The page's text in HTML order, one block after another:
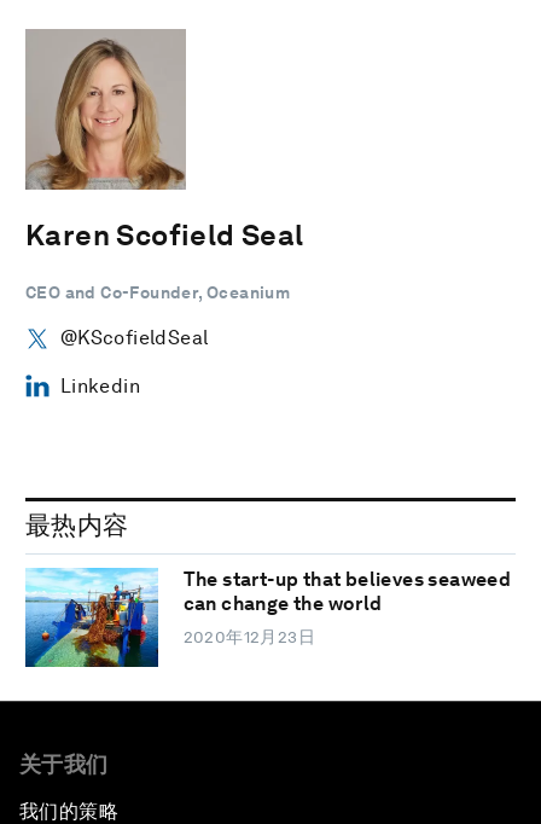
Karen Scofield Seal
CEO and Co-Founder, Oceanium
@KScofieldSeal
Linkedin
最热内容
The start-up that believes seaweed
can change the world
2020年12月23日
关于我们
我们的策略